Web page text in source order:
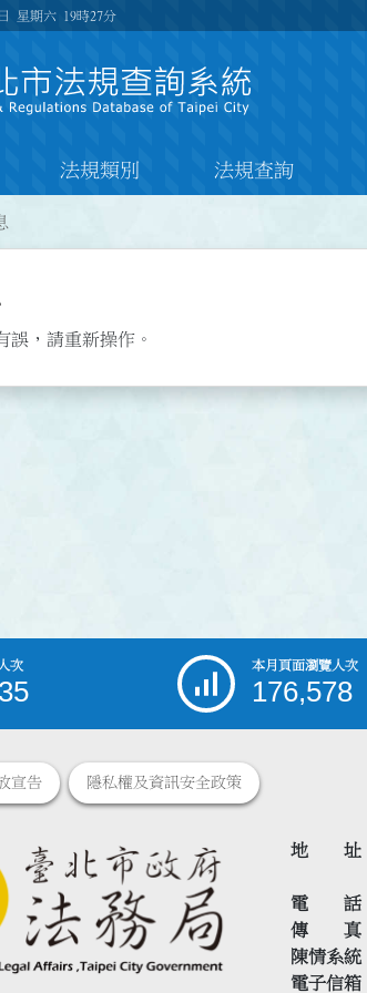
星期六 19時27分
法規類別 法規查詢
誤，請重新操作。
次 本月頁面瀏覽人次
176,578
宣告 隱私權及資訊安全政策
地 址
電 話
傳 真
陳情系統
電子信箱